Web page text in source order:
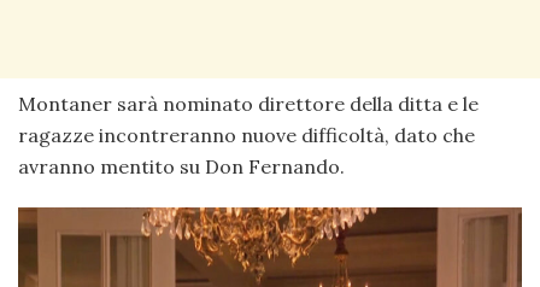
Montaner sarà nominato direttore della ditta e le
ragazze incontreranno nuove difficoltà, dato che
avranno mentito su Don Fernando.